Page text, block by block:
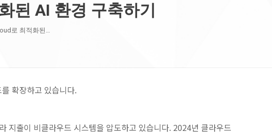
된 AI 환경 구축하기
로 최적화된…
확장하고 있습니다.
지출이 비클라우드 시스템을 압도하고 있습니다. 2024년 클라우드